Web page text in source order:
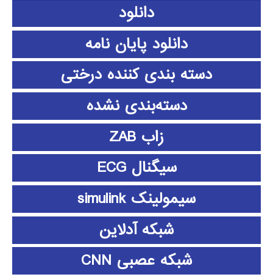
دانلود
دانلود پايان نامه
دسته بندی کننده درختی
دسته‌بندی نشده
زاب ZAB
سیگنال ECG
سیمولینک simulink
شبکه آدلاین
شبکه عصبی CNN